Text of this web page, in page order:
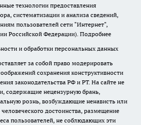
технологии предоставления
систематизации и анализа сведений,
пользователей сети "Интернет",
Российской Федерации). Подробнее
и обработки персональных данных
за собой право модерировать
сохранения конструктивности
законодательства РФ и РТ. На сайте не
содержащие нецензурную брань,
рознь, возбуждающие ненависть или
достоинства, размещение
пользователей, не соблюдающих эти